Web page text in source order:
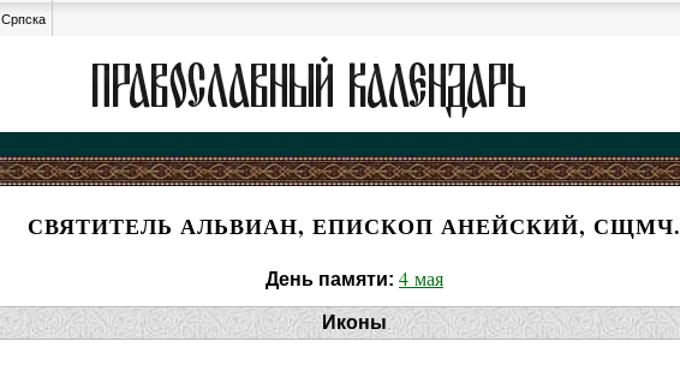
Српска
СВЯТИТЕЛЬ АЛЬВИАН, ЕПИСКОП АНЕЙСКИЙ, СЩМЧ.
День памяти: 4 мая
Иконы